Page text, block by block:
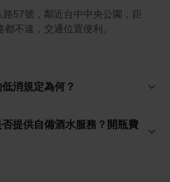
57號，鄰近台中中央公園，距
不遠，交通位置便利。
消規定為何？
否提供自備酒水服務？開瓶費